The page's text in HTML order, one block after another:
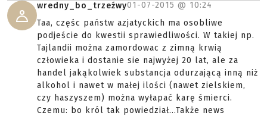
wredny_bo_trzeźwy01-07-2015 @ 10:24
Taa, częśc państw azjatyckich ma osobliwe
podjeście do kwestii sprawiedliwości. W takiej np.
Tajlandii można zamordowac z zimną krwią
człowieka i dostanie sie najwyżej 20 lat, ale za
handel jakąkolwiek substancja odurzającą inną niż
alkohol i nawet w małej ilości (nawet zielskiem,
czy haszyszem) można wyłapać karę śmierci.
Czemu: bo król tak powiedział...Także news